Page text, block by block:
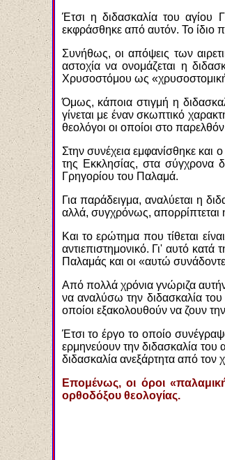
Έτσι η διδασκαλία του
εκφράσθηκε από αυτόν. Το ίδιο
Συνήθως, οι απόψεις των
αστοχία να ονομάζεται η
Χρυσοστόμου ως
Όμως, κάποια στιγμή η
γίνεται με έναν σκωπτικό
θεολόγοι οι οποίοι στο
Στην συνέχεια εμφανίσθηκε
της Εκκλησίας, στα σύγχρονα
Γρηγορίου του Παλαμά.
Για παράδειγμα, αναλύεται η
αλλά, συγχρόνως, απορρίπτεται
Και το ερώτημα που τίθεται
αντιεπιστημονικό. Γι' αυτό
Παλαμάς και οι «αυτώ
Από πολλά χρόνια γνώριζα
να αναλύσω την διδασκαλία
οποίοι εξακολουθούν να ζουν
Έτσι το έργο το οποίο
ερμηνεύουν την διδασκαλία του
διδασκαλία ανεξάρτητα από τον
Επομένως, οι όροι
ορθοδόξου θεολογίας.